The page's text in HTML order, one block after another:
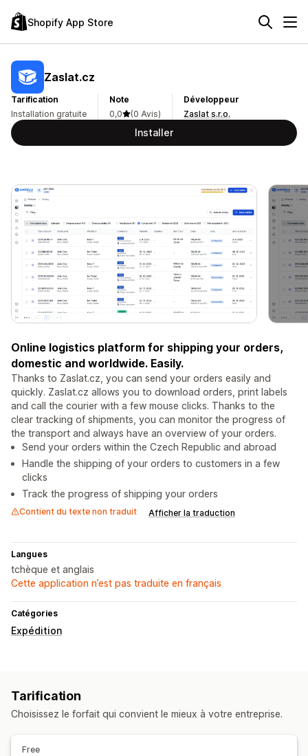
Shopify App Store
Zaslat.cz
Tarification
Installation gratuite
Note
0,0
(0 Avis)
Développeur
Zaslat s.r.o.
Installer
Online logistics platform for shipping your orders,
domestic and worldwide. Easily.
Thanks to Zaslat.cz, you can send your orders easily and
quickly. Zaslat.cz allows you to download orders, print labels
and call the courier with a few mouse clicks. Thanks to the
clear tracking of shipments, you can monitor the progress of
the transport and always have an overview of your orders.
Send your orders within the Czech Republic and abroad
Handle the shipping of your orders to customers in a few
clicks
Track the progress of shipping your orders
Contient du texte non traduit Afficher la traduction
Langues
tchèque et anglais
Cette application n’est pas traduite en français
Catégories
Expédition
Tarification
Choisissez le forfait qui convient le mieux à votre entreprise.
Free